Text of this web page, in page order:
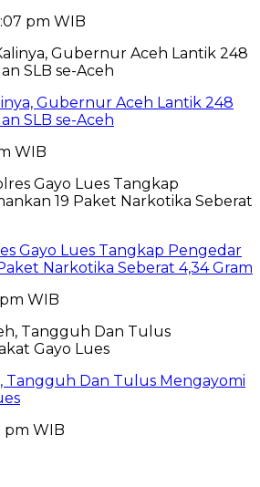
pm WIB
Gubernur Aceh Lantik 248
SLB se-Aceh
WIB
Gayo Lues Tangkap Pengedar
Narkotika Seberat 4,34 Gram
WIB
Tangguh Dan Tulus Mengayomi
pm WIB